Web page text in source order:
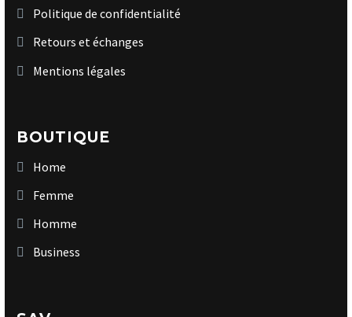
Politique de confidentialité
Retours et échanges
Mentions légales
BOUTIQUE
Home
Femme
Homme
Business